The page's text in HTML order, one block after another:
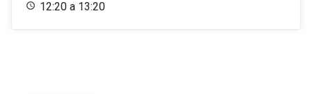
12:20 a 13:20